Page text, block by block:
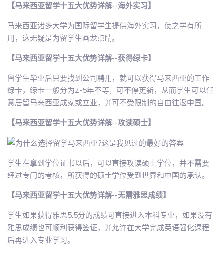
【马来西亚留学十五大优势详解--海外实习】
马来西亚诸多大学为国际留学生提供海外实习，使之学有所
用，这无疑是为留学生画龙点睛。
【马来西亚留学十五大优势详解--获得绿卡】
留学生毕业后只要找到公司聘用，就可以获得马来西亚的工作
绿卡，绿卡一般分为2-5年不等，可不停更新，从而学生可以任
意居留马来西亚成家或立业，并可不受限制的自由往返中国。
【马来西亚留学十五大优势详解--攻读硕士】
学生在拿到学位证书以后，可以直接攻读硕士学位，并不需要
经过专门的考核，所获得的硕士学位受到世界和中国的承认。
【马来西亚留学十五大优势详解--无需雅思成绩】
学生如果获得雅思5.5分的成绩可直接进入本科专业，如果没有
雅思成绩也可顺利获得签证，并允许在大学完成英语强化课程
后再进入专业学习。